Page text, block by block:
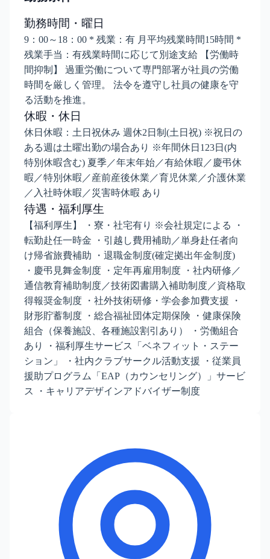
勤務時間・曜日
9：00～18：00 * 残業：有 月平均残業時間15時間 *
残業手当：有残業時間に応じて別途支給 【労働時
間抑制】 過重労働について専門部署が社員の労働
時間を厳しく管理。 法令を遵守し社員の健康を守
る活動を推進。
休暇・休日
休日休暇：土日祝休み 週休2日制(土日祝) ※祝日の
ある週は土曜出勤の場合あり ※年間休日123日(内
特別休暇含む) 夏季／年末年始／有給休暇／慶弔休
暇／特別休暇／産前産後休業／育児休業／介護休業
／入社時休暇／災害時休暇 あり
待遇・福利厚生
【福利厚生】 ・寮・社宅有り ※会社規定による ・
転勤赴任一時金 ・引越し費用補助／単身赴任者向
け帰省旅費補助 ・退職金制度(確定拠出年金制度)
・慶弔見舞金制度 ・定年再雇用制度 ・社内研修／
通信教育補助制度／技術図書購入補助制度／資格取
得報奨金制度 ・社外技術研修・学会参加費支援 ・
財形貯蓄制度 ・総合福祉団体定期保険 ・健康保険
組合（保養施設、各種施設割引あり） ・労働組合
あり ・福利厚生サービス「ベネフィット・ステー
ション」 ・社内クラブサークル活動支援 ・従業員
援助プログラム「EAP（カウンセリング）」サービ
ス ・キャリアデザインアドバイザー制度